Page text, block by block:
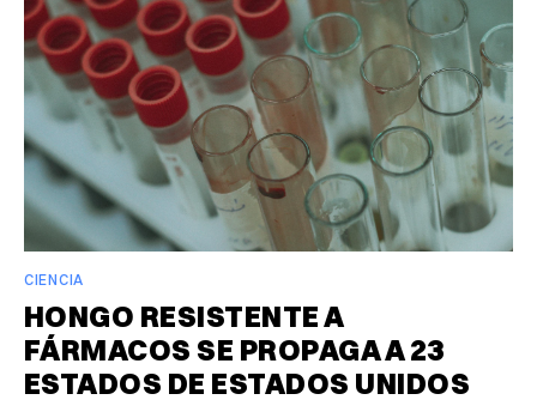
CIENCIA
HONGO RESISTENTE A
FÁRMACOS SE PROPAGA A 23
ESTADOS DE ESTADOS UNIDOS